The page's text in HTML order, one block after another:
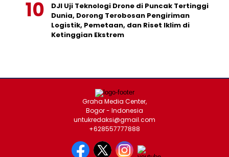
DJI Uji Teknologi Drone di Puncak Tertinggi
Dunia, Dorong Terobosan Pengiriman
Logistik, Pemetaan, dan Riset Iklim di
Ketinggian Ekstrem
Graha Media Center,
Bogor - Indonesia
untukredaksi@gmail.com
+628557777888